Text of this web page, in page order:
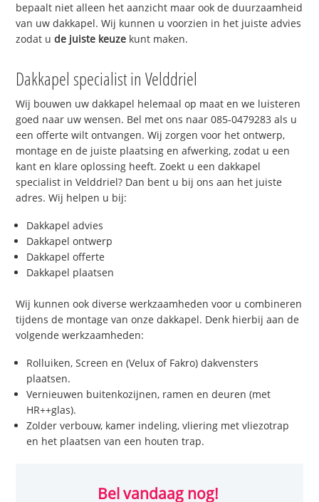
bepaalt niet alleen het aanzicht maar ook de duurzaamheid
van uw dakkapel. Wij kunnen u voorzien in het juiste advies
zodat ude juiste keuze kunt maken.
Dakkapel specialist in Velddriel
Wij bouwen uw dakkapel helemaal op maat en we luisteren
goed naar uw wensen. Bel met ons naar 085-0479283 als u
een offerte wilt ontvangen. Wij zorgen voor het ontwerp,
montage en de juiste plaatsing en afwerking, zodat u een
kant en klare oplossing heeft. Zoekt u een dakkapel
specialist in Velddriel? Dan bent u bij ons aan het juiste
adres. Wij helpen u bij:
Dakkapel advies
Dakkapel ontwerp
Dakkapel offerte
Dakkapel plaatsen
Wij kunnen ook diverse werkzaamheden voor u combineren
tijdens de montage van onze dakkapel. Denk hierbij aan de
volgende werkzaamheden:
Rolluiken, Screen en (Velux of Fakro) dakvensters
plaatsen.
Vernieuwen buitenkozijnen, ramen en deuren (met
HR++glas).
Zolder verbouw, kamer indeling, vliering met vliezotrap
en het plaatsen van een houten trap.
Bel vandaag nog!